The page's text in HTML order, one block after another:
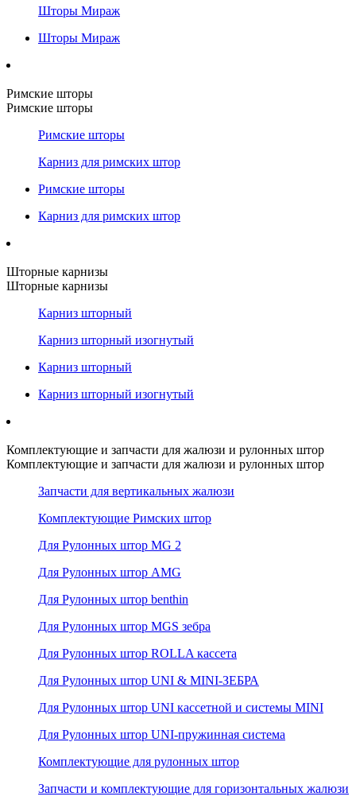
Шторы Мираж
Шторы Мираж
Римские шторы
Римские шторы
Римские шторы
Карниз для римских штор
Римские шторы
Карниз для римских штор
Шторные карнизы
Шторные карнизы
Карниз шторный
Карниз шторный изогнутый
Карниз шторный
Карниз шторный изогнутый
Комплектующие и запчасти для жалюзи и рулонных штор
Комплектующие и запчасти для жалюзи и рулонных штор
Запчасти для вертикальных жалюзи
Комплектующие Римских штор
Для Рулонных штор MG 2
Для Рулонных штор AMG
Для Рулонных штор benthin
Для Рулонных штор MGS зебра
Для Рулонных штор ROLLA кассета
Для Рулонных штор UNI & MINI-ЗЕБРА
Для Рулонных штор UNI кассетной и системы MINI
Для Рулонных штор UNI-пружинная система
Комплектующие для рулонных штор
Запчасти и комплектующие для горизонтальных жалюзи